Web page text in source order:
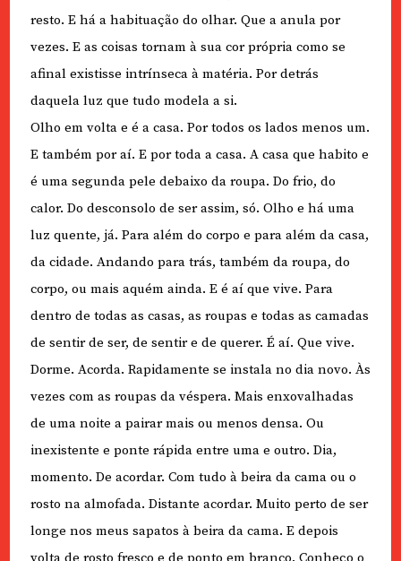
resto. E há a habituação do olhar. Que a anula por
vezes. E as coisas tornam à sua cor própria como se
afinal existisse intrínseca à matéria. Por detrás
daquela luz que tudo modela a si.
Olho em volta e é a casa. Por todos os lados menos um.
E também por aí. E por toda a casa. A casa que habito e
é uma segunda pele debaixo da roupa. Do frio, do
calor. Do desconsolo de ser assim, só. Olho e há uma
luz quente, já. Para além do corpo e para além da casa,
da cidade. Andando para trás, também da roupa, do
corpo, ou mais aquém ainda. E é aí que vive. Para
dentro de todas as casas, as roupas e todas as camadas
de sentir de ser, de sentir e de querer. É aí. Que vive.
Dorme. Acorda. Rapidamente se instala no dia novo. Às
vezes com as roupas da véspera. Mais enxovalhadas
de uma noite a pairar mais ou menos densa. Ou
inexistente e ponte rápida entre uma e outro. Dia,
momento. De acordar. Com tudo à beira da cama ou o
rosto na almofada. Distante acordar. Muito perto de ser
longe nos meus sapatos à beira da cama. E depois